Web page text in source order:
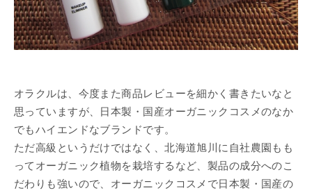
オラクルは、今度また商品レビューを細かく書きたいなと
思っていますが、日本製・国産オーガニックコスメのなか
でもハイエンドなブランドです。
ただ高級というだけではなく、北海道旭川に自社農園もも
ってオーガニック植物を栽培するなど、製品の成分へのこ
だわりも強いので、オーガニックコスメで日本製・国産の